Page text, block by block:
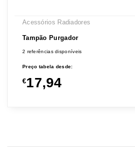
Acessórios Radiadores
Tampão Purgador
2 referências disponíveis
Preço tabela desde:
€17,94